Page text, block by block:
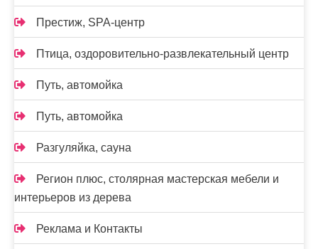
Престиж, SPA-центр
Птица, оздоровительно-развлекательный центр
Путь, автомойка
Путь, автомойка
Разгуляйка, сауна
Регион плюс, столярная мастерская мебели и
интерьеров из дерева
Реклама и Контакты